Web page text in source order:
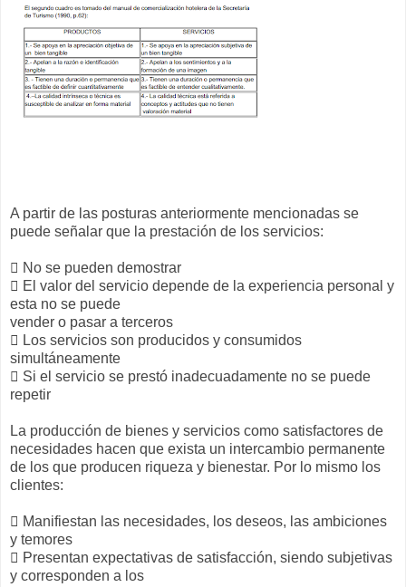
A partir de las posturas anteriormente mencionadas se
puede señalar que la prestación de los servicios:
 No se pueden demostrar
 El valor del servicio depende de la experiencia personal y
esta no se puede
vender o pasar a terceros
 Los servicios son producidos y consumidos
simultáneamente
 Si el servicio se prestó inadecuadamente no se puede
repetir
La producción de bienes y servicios como satisfactores de
necesidades hacen que exista un intercambio permanente
de los que producen riqueza y bienestar. Por lo mismo los
clientes:
 Manifiestan las necesidades, los deseos, las ambiciones
y temores
 Presentan expectativas de satisfacción, siendo subjetivas
y corresponden a los